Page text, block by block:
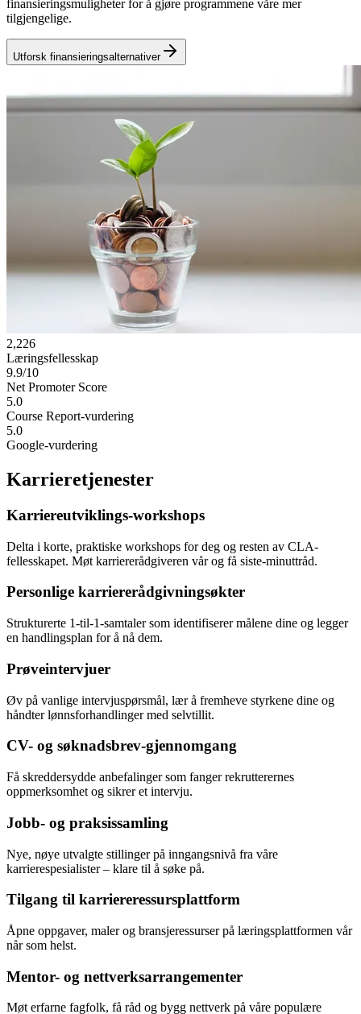
finansieringsmuligheter for å gjøre programmene våre mer
tilgjengelige.
Utforsk finansieringsalternativer
2,226
Læringsfellesskap
9.9/10
Net Promoter Score
5.0
Course Report-vurdering
5.0
Google-vurdering
Karrieretjenester
Karriereutviklings-workshops
Delta i korte, praktiske workshops for deg og resten av CLA-
fellesskapet. Møt karriererådgiveren vår og få siste-minuttråd.
Personlige karriererådgivningsøkter
Strukturerte 1-til-1-samtaler som identifiserer målene dine og legger
en handlingsplan for å nå dem.
Prøveintervjuer
Øv på vanlige intervjuspørsmål, lær å fremheve styrkene dine og
håndter lønnsforhandlinger med selvtillit.
CV- og søknadsbrev-gjennomgang
Få skreddersydde anbefalinger som fanger rekrutterernes
oppmerksomhet og sikrer et intervju.
Jobb- og praksissamling
Nye, nøye utvalgte stillinger på inngangsnivå fra våre
karrierespesialister – klare til å søke på.
Tilgang til karriereressursplattform
Åpne oppgaver, maler og bransjeressurser på læringsplattformen vår
når som helst.
Mentor- og nettverksarrangementer
Møt erfarne fagfolk, få råd og bygg nettverk på våre populære